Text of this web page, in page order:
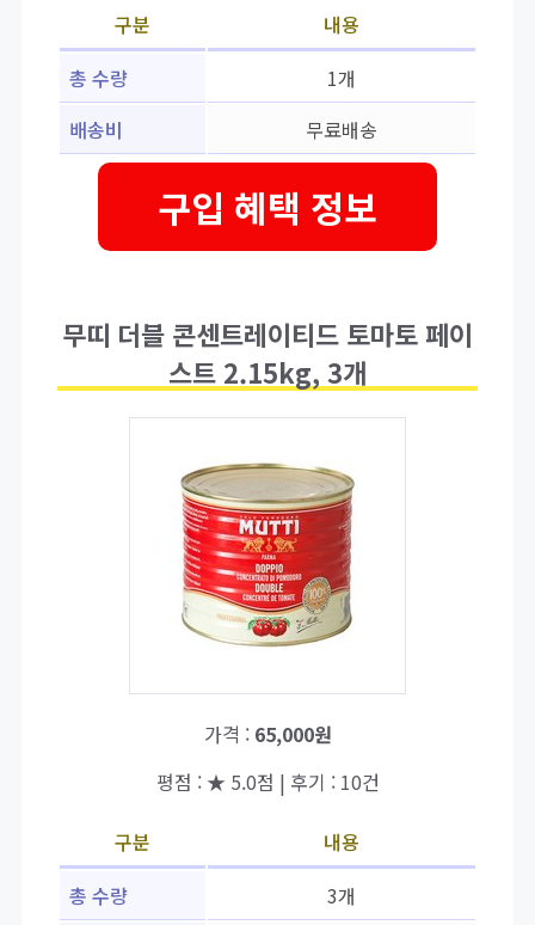
구분
내용
총 수량
1개
배송비
무료배송
구입 혜택 정보
무띠 더블 콘센트레이티드 토마토 페이
스트 2.15kg, 3개
가격 : 65,000원
평점 : ★ 5.0점 | 후기 : 10건
구분
내용
총 수량
3개